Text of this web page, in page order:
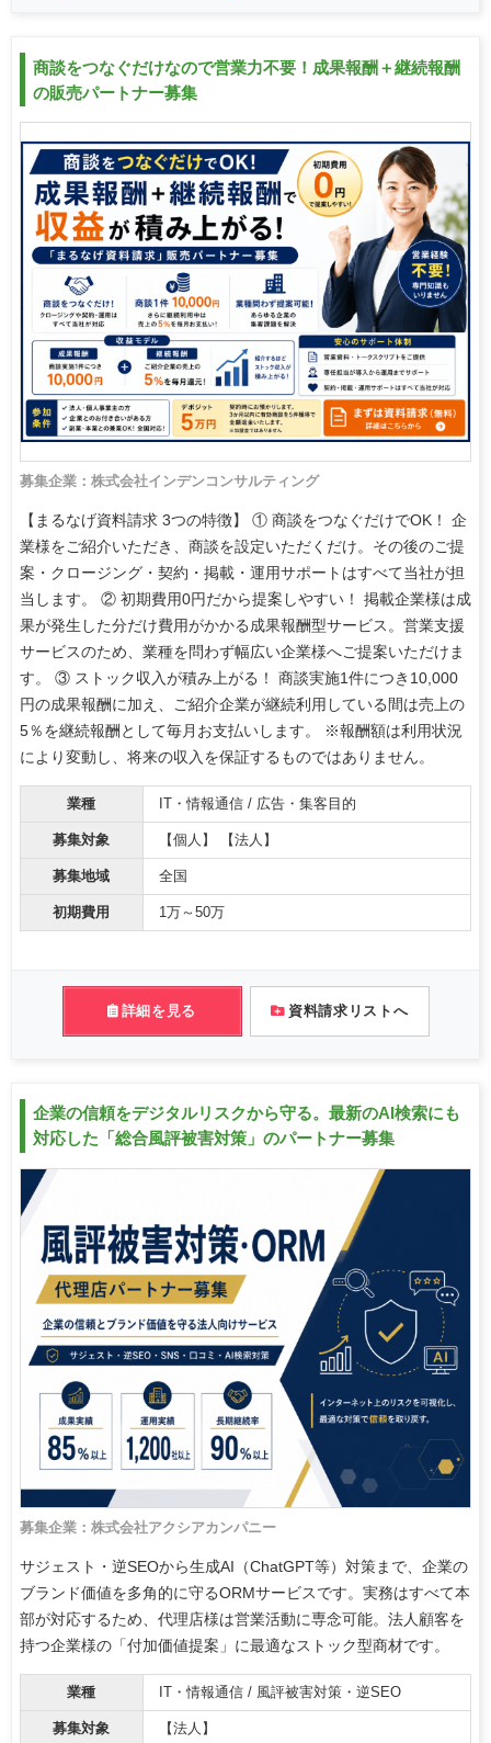
商談をつなぐだけなので営業力不要！成果報酬＋継続報酬
の販売パートナー募集
募集企業：株式会社インデンコンサルティング
【まるなげ資料請求 3つの特徴】 ① 商談をつなぐだけでOK！ 企
業様をご紹介いただき、商談を設定いただくだけ。その後のご提
案・クロージング・契約・掲載・運用サポートはすべて当社が担
当します。 ② 初期費用0円だから提案しやすい！ 掲載企業様は成
果が発生した分だけ費用がかかる成果報酬型サービス。営業支援
サービスのため、業種を問わず幅広い企業様へご提案いただけま
す。 ③ ストック収入が積み上がる！ 商談実施1件につき10,000
円の成果報酬に加え、ご紹介企業が継続利用している間は売上の
5％を継続報酬として毎月お支払いします。 ※報酬額は利用状況
により変動し、将来の収入を保証するものではありません。
業種 IT・情報通信 / 広告・集客目的
募集対象 【個人】 【法人】
募集地域 全国
初期費用 1万～50万
詳細を見る 資料請求リストへ
企業の信頼をデジタルリスクから守る。最新のAI検索にも
対応した「総合風評被害対策」のパートナー募集
募集企業：株式会社アクシアカンパニー
サジェスト・逆SEOから生成AI（ChatGPT等）対策まで、企業の
ブランド価値を多角的に守るORMサービスです。実務はすべて本
部が対応するため、代理店様は営業活動に専念可能。法人顧客を
持つ企業様の「付加価値提案」に最適なストック型商材です。
業種 IT・情報通信 / 風評被害対策・逆SEO
募集対象 【法人】